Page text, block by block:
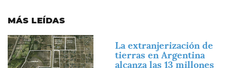
MÁS LEÍDAS
Imagen
La extranjerización de
tierras en Argentina
alcanza las 13 millones